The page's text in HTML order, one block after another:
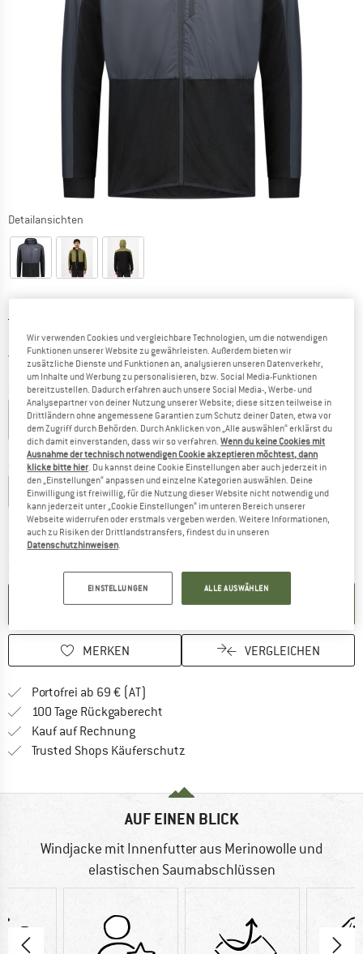
Detailansichten
Ursprünglicher Preis :
199,95
Preis:
159,96€ inkl. MwSt.
Versandkostenfrei(AT)Österreich. Informationen zu den
Farbe:Black
20% 21%
Größe wählen:
S M L XL XXL
Größentabelle
Lieferzeit: 2-4 WerktageDer Link öffnet sich in einer Infobox und
IN DEN WARENKORB
MERKEN VERGLEICHEN
Portofrei ab 69 € (AT)
100 Tage Rückgaberecht
Kauf auf RechnungFinde die Zahlungs-Infos hier! Öffnet
Trusted Shops Käuferschutz
AUF EINEN BLICK
Windjacke mit Innenfutter aus Merinowolle und
elastischen Saumabschlüssen
Wir verwenden Cookies und vergleichbare Technologien, um die notwendigen
Funktionen unserer Website zu gewährleisten. Außerdem bieten wir
zusätzliche Dienste und Funktionen an, analysieren unseren Datenverkehr,
um Inhalte und Werbung zu personalisieren, bzw. Social Media-Funktionen
bereitzustellen. Dadurch erfahren auch unsere Social Media-, Werbe- und
Analysepartner von deiner Nutzung unserer Website; diese sitzen teilweise in
Drittländern ohne angemessene Garantien zum Schutz deiner Daten, etwa vor
dem Zugriff durch Behörden. Durch Anklicken von „Alle auswählen“ erklärst du
dich damit einverstanden, dass wir so verfahren.Wenn du keine Cookies mit
Ausnahme der technisch notwendigen Cookie akzeptieren möchtest, dann
klicke bitte hier . Du kannst deine Cookie Einstellungen aber auch jederzeit in
den „Einstellungen“ anpassen und einzelne Kategorien auswählen. Deine
Einwilligung ist freiwillig, für die Nutzung dieser Website nicht notwendig und
kann jederzeit unter „Cookie Einstellungen“ im unteren Bereich unserer
Webseite widerrufen oder erstmals vergeben werden. Weitere Informationen,
auch zu Risiken der Drittlandstransfers, findest du in unseren
Datenschutzhinweisen
EINSTELLUNGEN ALLE AUSWÄHLEN